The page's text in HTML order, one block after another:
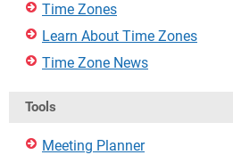
Time Zones
Learn About Time Zones
Time Zone News
Tools
Meeting Planner